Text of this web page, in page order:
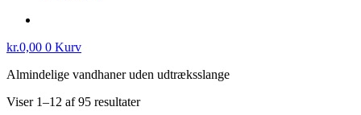
kr.0,00 0 Kurv
Almindelige vandhaner uden udtræksslange
Viser 1–12 af 95 resultater